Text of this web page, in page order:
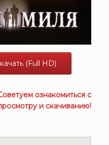
(Full HD)
ознакомиться с
и скачиванию!